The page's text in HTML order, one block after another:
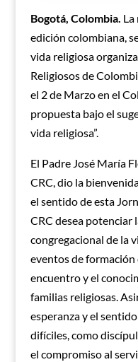
Bogotá, Colombia. La
edición colombiana,
vida religiosa
Religiosos de
el 2 de Marzo en el
propuesta bajo el
vida religiosa”.
El Padre José María
CRC, dio la
el sentido de esta
CRC desea
congregacional de la
eventos de
encuentro y el
familias religiosas.
esperanza y el
difíciles, como
el compromiso al